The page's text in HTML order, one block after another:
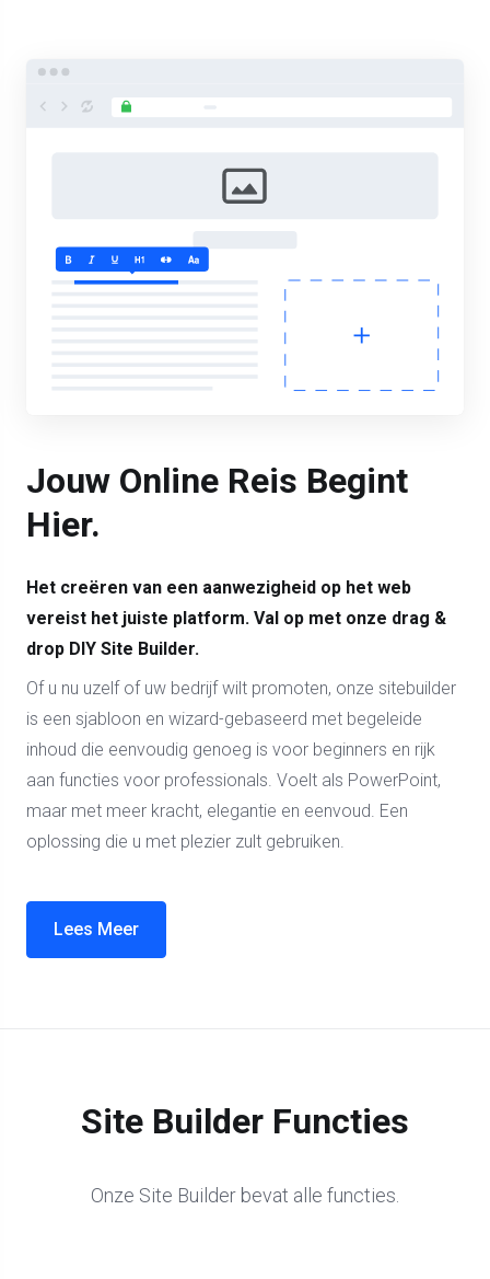
Jouw Online Reis Begint
Hier.
Het creëren van een aanwezigheid op het web
vereist het juiste platform. Val op met onze drag &
drop DIY Site Builder.
Of u nu uzelf of uw bedrijf wilt promoten, onze sitebuilder
is een sjabloon en wizard-gebaseerd met begeleide
inhoud die eenvoudig genoeg is voor beginners en rijk
aan functies voor professionals. Voelt als PowerPoint,
maar met meer kracht, elegantie en eenvoud. Een
oplossing die u met plezier zult gebruiken.
Lees Meer
Site Builder Functies
Onze Site Builder bevat alle functies.